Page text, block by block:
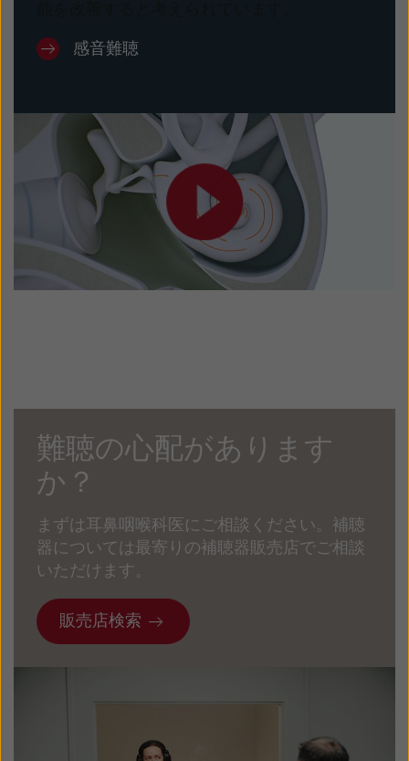
感音難聴
難聴の心配があります
か？
まずは耳鼻咽喉科医にご相談ください。補聴
器については最寄りの補聴器販売店でご相談
いただけます。
販売店検索